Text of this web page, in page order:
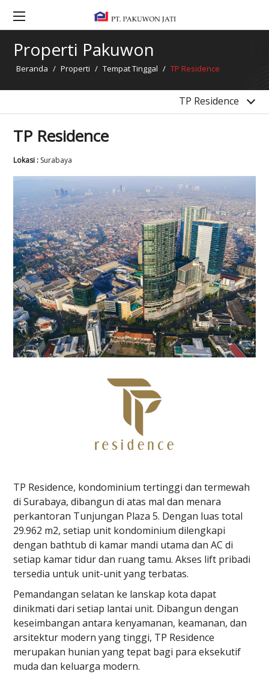
Properti Pakuwon
Beranda / Properti / Tempat Tinggal / TP Residence
TP Residence
La Viz Mansion
Grand Pakuwon Township
Gandaria Condominium Phase 2
4 Condominiums Bekasi
Clayson, Lancaster & Dawson Tower (PM Phase 5)
TP Residence
Lokasi : Surabaya
TP Residence, kondominium tertinggi dan termewah
di Surabaya, dibangun di atas mal dan menara
perkantoran Tunjungan Plaza 5. Dengan luas total
29.962 m2, setiap unit kondominium dilengkapi
dengan bathtub di kamar mandi utama dan AC di
setiap kamar tidur dan ruang tamu. Akses lift pribadi
tersedia untuk unit-unit yang terbatas.
Pemandangan selatan ke lanskap kota dapat
dinikmati dari setiap lantai unit. Dibangun dengan
keseimbangan antara kenyamanan, keamanan, dan
arsitektur modern yang tinggi, TP Residence
merupakan hunian yang tepat bagi para eksekutif
muda dan keluarga modern.